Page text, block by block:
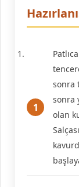
sonra
sonra
olan